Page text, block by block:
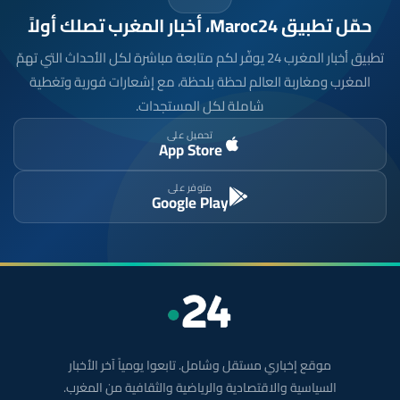
حمّل تطبيق Maroc24، أخبار المغرب تصلك أولاً
تطبيق أخبار المغرب 24 يوفّر لكم متابعة مباشرة لكل الأحداث التي تهمّ
المغرب ومغاربة العالم لحظة بلحظة، مع إشعارات فورية وتغطية
شاملة لكل المستجدات.
تحميل على
App Store
متوفر على
Google Play
موقع إخباري مستقل وشامل. تابعوا يومياً آخر الأخبار
السياسية والاقتصادية والرياضية والثقافية من المغرب.